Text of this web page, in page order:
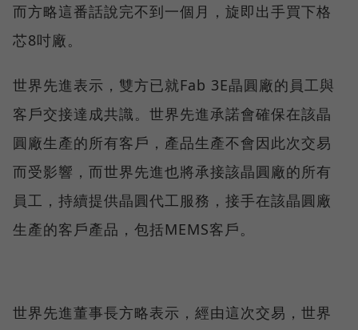
而方略這番話說完不到一個月，旋即出手買下格
芯8吋廠。
世界先進表示，雙方已就Fab 3E晶圓廠的員工與
客戶交接達成共識。世界先進承諾會確保在該晶
圓廠生產的所有客戶，產品生產不會因此次交易
而受影響，而世界先進也將承接該晶圓廠的所有
員工，持續提供晶圓代工服務，接手在該晶圓廠
生產的客戶產品，包括MEMS客戶。
世界先進董事長方略表示，經由這次交易，世界